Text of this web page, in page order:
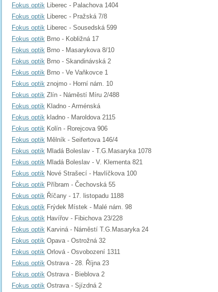
Fokus optik Liberec - Palachova 1404
Fokus optik Liberec - Pražská 7/8
Fokus optik Liberec - Sousedská 599
Fokus optik Brno - Kobližná 17
Fokus optik Brno - Masarykova 8/10
Fokus optik Brno - Skandinávská 2
Fokus optik Brno - Ve Vaňkovce 1
Fokus optik znojmo - Horní nám. 10
Fokus optik Zlín - Náměstí Míru 2/488
Fokus optik Kladno - Arménská
Fokus optik kladno - Maroldova 2115
Fokus optik Kolín - Rorejcova 906
Fokus optik Mělník - Seifertova 146/4
Fokus optik Mladá Boleslav - T.G.Masaryka 1078
Fokus optik Mladá Boleslav - V. Klementa 821
Fokus optik Nové Strašecí - Havlíčkova 100
Fokus optik Příbram - Čechovská 55
Fokus optik Říčany - 17. listopadu 1188
Fokus optik Frýdek Místek - Malé nám. 98
Fokus optik Havířov - Fibichova 23/228
Fokus optik Karviná - Náměstí T.G.Masaryka 24
Fokus optik Opava - Ostrožná 32
Fokus optik Orlová - Osvobození 1311
Fokus optik Ostrava - 28. Října 23
Fokus optik Ostrava - Bieblova 2
Fokus optik Ostrava - Sjízdná 2